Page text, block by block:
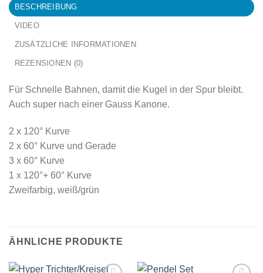
BESCHREIBUNG
VIDEO
ZUSÄTZLICHE INFORMATIONEN
REZENSIONEN (0)
Für Schnelle Bahnen, damit die Kugel in der Spur bleibt.
Auch super nach einer Gauss Kanone.
2 x 120° Kurve
2 x 60° Kurve und Gerade
3 x 60° Kurve
1 x 120°+ 60° Kurve
Zweifarbig, weiß/grün
ÄHNLICHE PRODUKTE